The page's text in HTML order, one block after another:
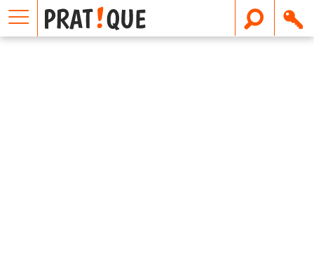
E
m
a